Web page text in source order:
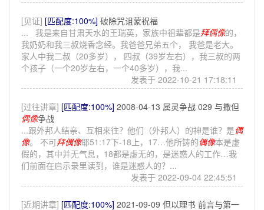
[见证] [匹配度:100%] 破除咒诅蒙祝福
... 我是来自甘肃天水的王瑞英，家族中祖辈都是拜偶像的，
我奶奶和我三叔烧香念经。我爸爸兄弟五个， 我爸是老大。
家人中我二叔（20多岁）， 四叔（39岁左右），我三叔的两
个孩子（一个20岁左右，一个40多岁），我...
发表于 2022-10-21 17:18:11
[过往讲章] [匹配度:100%] 2008-04-13 属灵争战 029 与撒但
偶像争战
...跟外邦人结亲、互相来往？他们（外邦人）的神是谁？是偶
像。 不可拜偶像耶51:17下-18上，17…他所铸的偶像本是虚
假的，其中并无气息，18都是虚无的，是迷惑人的工作…我
们前面在启示录里读到，谁是迷惑人的？...
发表于 2022-09-04 22:45:51
[近期讲章] [匹配度:100%] 2021-09-09 但以理书 前言与第一